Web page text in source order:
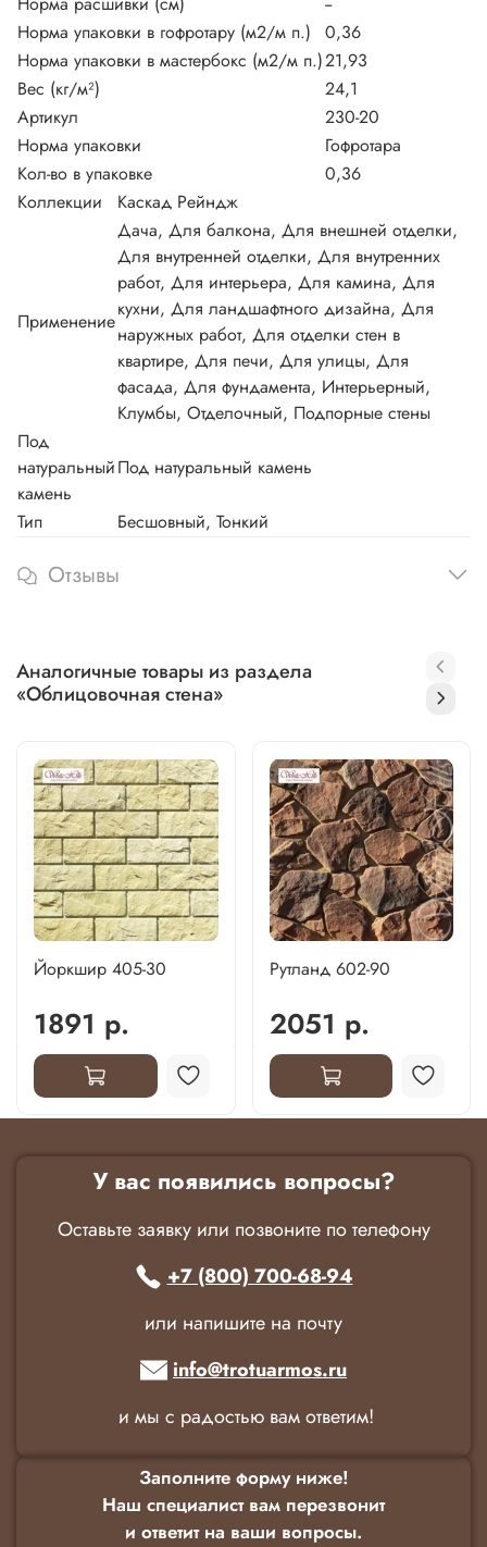
Норма упаковки в гофротару (м2/м п.)
0,36
Норма упаковки в мастербокс (м2/м п.)21,93
Вес (кг/м²)
24,1
Артикул
230-20
Норма упаковки
Гофротара
Кол-во в упаковке
0,36
Коллекции
Каскад Рейндж
Применение
Дача, Для балкона, Для внешней отделки,
Для внутренней отделки, Для внутренних
работ, Для интерьера, Для камина, Для
кухни, Для ландшафтного дизайна, Для
наружных работ, Для отделки стен в
квартире, Для печи, Для улицы, Для
фасада, Для фундамента, Интерьерный,
Клумбы, Отделочный, Подпорные стены
Под
натуральный
камень
Под натуральный камень
Тип Бесшовный, Тонкий
Отзывы
Аналогичные товары из раздела
«Облицовочная стена»
Йоркшир 405-30
1891 р.
Рутланд 602-90
2051 р.
У вас появились вопросы?
Оставьте заявку или позвоните по телефону
+7 (800) 700-68-94
или напишите на почту
info@trotuarmos.ru
и мы с радостью вам ответим!
Заполните форму ниже!
Наш специалист вам перезвонит
и ответит на ваши вопросы.